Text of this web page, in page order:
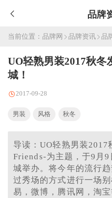
品牌
当前位置： 品牌网 品牌资讯 品
UO轻熟男装2017秋冬
城！
2017-09-28
男装 风格 秋冬
导读：UO轻熟男装2017
Friends-为主题，于9月
城举办。将今年的流行
过秀场的方式进行一场
易，微博，腾讯网，淘